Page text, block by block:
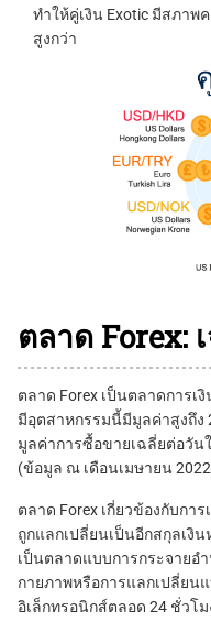
ทำให้คู่เงิน Exotic มีสภาพ
สูงกว่า
ตลาด Forex:
ตลาด Forex เป็นตลาดการ
มีอุตสาหกรรมนี้มีมูลค่าสูงถึ
มูลค่าการซื้อขายเฉลี่ยต่อวัน
(ข้อมูล ณ เดือนเมษายน
ตลาด Forex เกี่ยวข้องกับกา
ถูกแลกเปลี่ยนเป็นอีกสกุลเงิน
เป็นตลาดแบบการกระจายอ
กายภาพหรือการแลกเปลี่ยน
อิเล็กทรอนิกส์ตลอด 24 ชั่วโ